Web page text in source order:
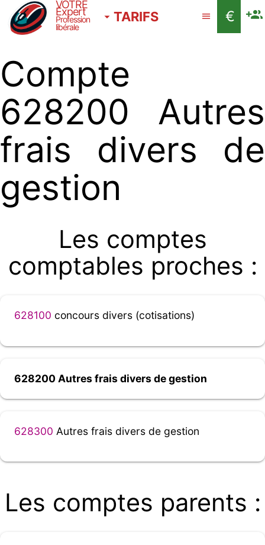
VOTRE
Expert
Profession
libérale
TARIFS €
Compte
628200 Autres
frais divers de
gestion
Les comptes
comptables proches :
628100 concours divers (cotisations)
628200 Autres frais divers de gestion
628300 Autres frais divers de gestion
Les comptes parents :